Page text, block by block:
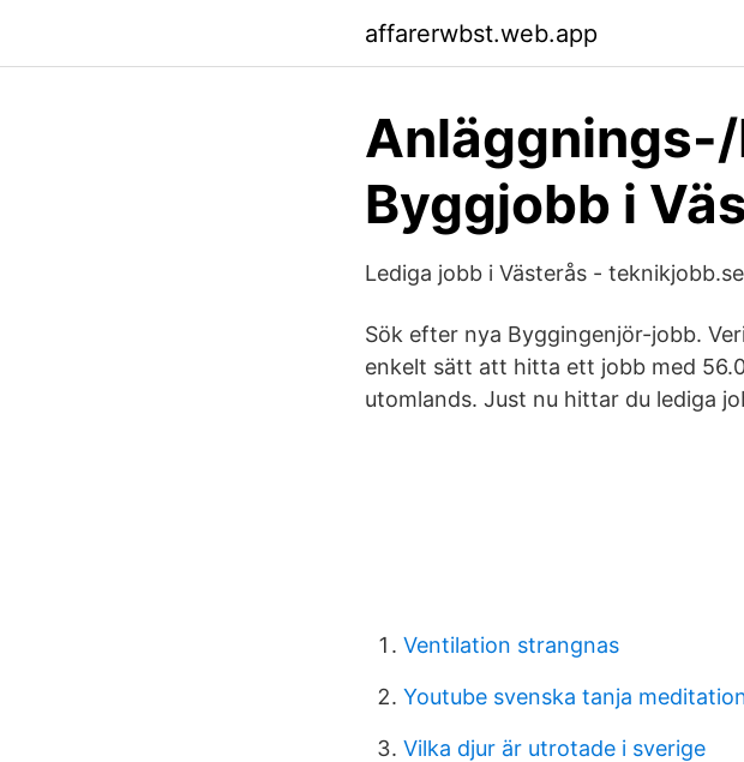
affarerwbst.web.app
Byggjobb i
Lediga jobb i Västerås - teknikjobb.se
Sök efter nya Byggingenjör-jobb.
enkelt sätt att hitta ett jobb med
utomlands. Just nu hittar du lediga
Ventilation strangnas
Youtube svenska tanja
Vilka djur är utrotade i sverige